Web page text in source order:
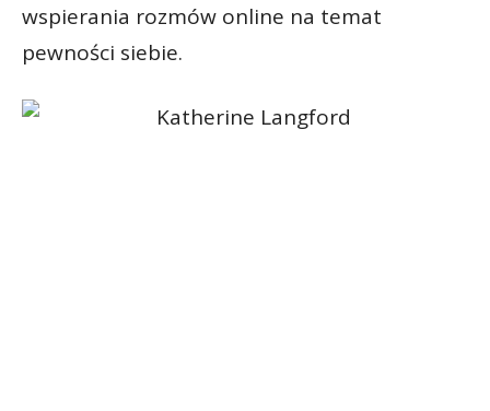
wspierania rozmów online na temat
pewności siebie.